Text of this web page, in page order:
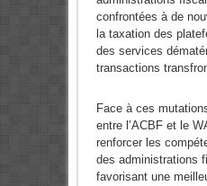
confrontées à de
la taxation des
des services
transactions
Face à ces
entre l’ACBF et le
renforcer les
des administrations
favorisant une